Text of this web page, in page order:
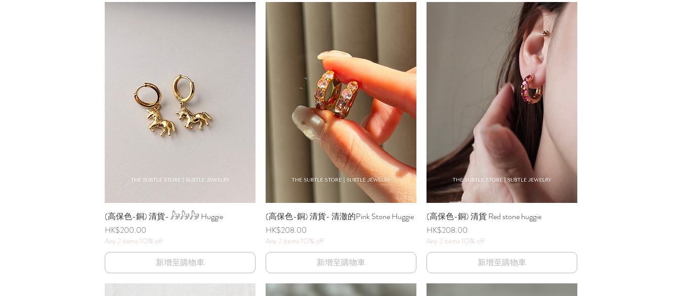
快速瀏覽
(高保色-銅) 清貨- 𓃗𓃗𓃗 Huggie
價格
HK$200.00
Any 2 items 1O% off
新增至購物車
快速瀏覽
(高保色-銅) 清貨- 清澈的Pink Stone Huggie
價格
HK$208.00
Any 2 items 1O% off
新增至購物車
快速瀏覽
(高保色-銅) 清貨 Red stone huggie
價格
HK$208.00
Any 2 items 1O% off
新增至購物車